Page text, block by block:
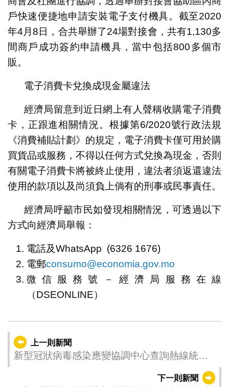
戶快速便捷地申請安裝電子支付機具。截至2020
年4月8日，合共舉辦了24場對接會，共有1,130多
間商戶成功簽約申請機具，當中包括800多個市
販。
電子消費卡兌換成現金屬違法
經濟局留意到近日網上有人聲稱收購電子消費
卡，正跟進相關情況。根據第6/2020號行政法規
《消費補貼計劃》的規定，電子消費卡僅可用於購
買貨品或服務，不得以任何方式兌換為現金，否則
有關電子消費卡將被終止使用，違法者須返還違法
使用的款項以及尚須負上倘有的刑事或民事責任。
經濟局呼籲市民如發現相關情況，可透過以下
方式向經濟局舉報：
電話及WhatsApp (6326 1676)
電郵consumo@economia.gov.mo
微信服務號－經濟局服務在線
（DSEONLINE）
上一則新聞
新型冠狀病毒感染應變協調中心查詢熱線統計
下一則新聞